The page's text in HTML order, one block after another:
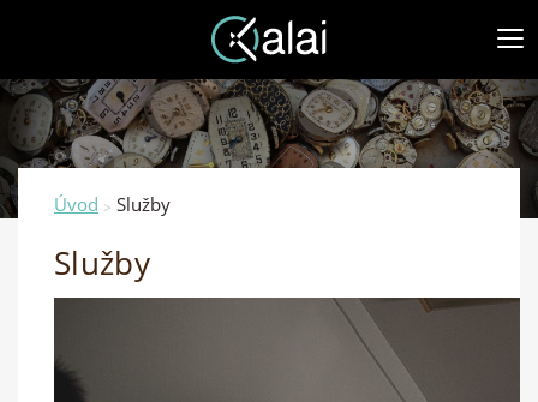
Úvod > Služby
Služby